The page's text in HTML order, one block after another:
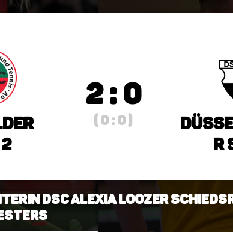
2 : 0
( 0 : 0 )
r
DSC Alexia Loozer
Esters